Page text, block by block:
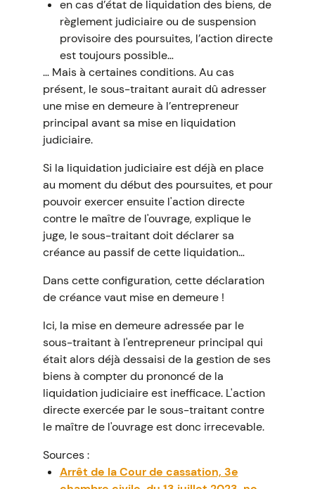
en cas d’état de liquidation des biens, de
règlement judiciaire ou de suspension
provisoire des poursuites, l’action directe
est toujours possible…
… Mais à certaines conditions. Au cas
présent, le sous-traitant aurait dû adresser
une mise en demeure à l’entrepreneur
principal avant sa mise en liquidation
judiciaire.
Si la liquidation judiciaire est déjà en place
au moment du début des poursuites, et pour
pouvoir exercer ensuite l'action directe
contre le maître de l'ouvrage, explique le
juge, le sous-traitant doit déclarer sa
créance au passif de cette liquidation…
Dans cette configuration, cette déclaration
de créance vaut mise en demeure !
Ici, la mise en demeure adressée par le
sous-traitant à l'entrepreneur principal qui
était alors déjà dessaisi de la gestion de ses
biens à compter du prononcé de la
liquidation judiciaire est inefficace. L'action
directe exercée par le sous-traitant contre
le maître de l'ouvrage est donc irrecevable.
Sources :
Arrêt de la Cour de cassation, 3e